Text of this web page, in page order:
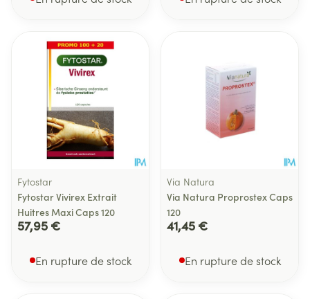
Fytostar
Fytostar Vivirex Extrait
Huitres Maxi Caps 120
57,95 €
En rupture de stock
Via Natura
Via Natura Proprostex Caps
120
41,45 €
En rupture de stock